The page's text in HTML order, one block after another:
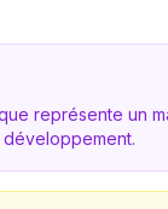
représente un